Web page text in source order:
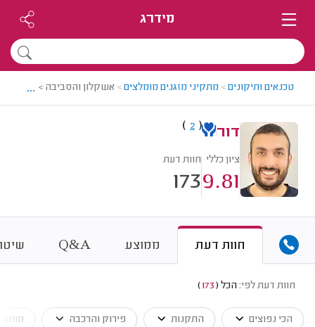
מידרג
טכנאים ותיקונים> מתקיני מזגנים מומלצים> אשקלון והסביבה > מתקין
...
דור (
2
)
ציון כללי
9.81
חוות דעת
173
חוות דעת ממוצע Q&A
חוות דעת לפי: הכל (
173
)
הכי נפוצים התקנות פירוק והרכבה מותג